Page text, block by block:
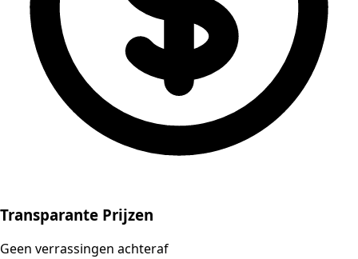
Transparante Prijzen
Geen verrassingen achteraf